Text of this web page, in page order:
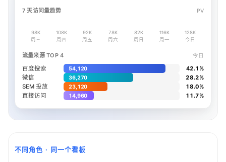
7 天访问量趋势 PV
98K
周三
108K
周四
92K
周五
78K
周六
82K
周日
116K
周一
128K
今日
流量来源 TOP 4 今日
百度搜索 54,120
42.1%
微信
36,270
28.2%
SEM 投放
23,120
18.0%
直接访问
14,960 11.7%
不同角色 · 同一个看板